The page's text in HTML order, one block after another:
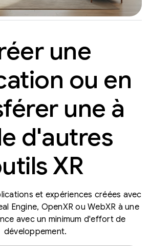
une
ou en
une à
d'autres
XR
et expériences créées avec
Engine, OpenXR ou WebXR à une
avec un minimum d'effort de
développement.